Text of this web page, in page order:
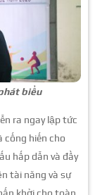
biểu
ra ngay lập tức
cống hiến cho
hấp dẫn và đầy
tài năng và sự
khởi cho toàn